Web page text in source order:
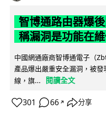
智博通路由器爆
稱漏洞是功能在
中國網通廠商智博通電子（
產品爆出嚴重安全漏洞，被
線，旗...
閱讀全文
301 66 ↗ 分享